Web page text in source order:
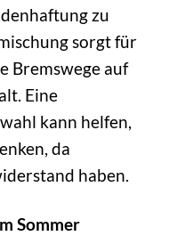
zu
sorgt für
Bremswege auf
Eine
kann helfen,
da
haben.
Sommer